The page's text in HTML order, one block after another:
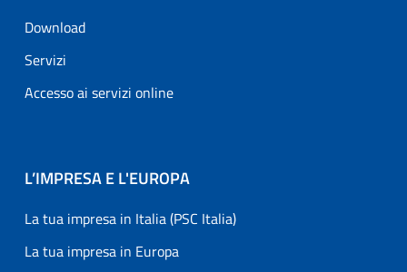
Download
Servizi
Accesso ai servizi online
L’IMPRESA E L'EUROPA
La tua impresa in Italia (PSC Italia)
La tua impresa in Europa